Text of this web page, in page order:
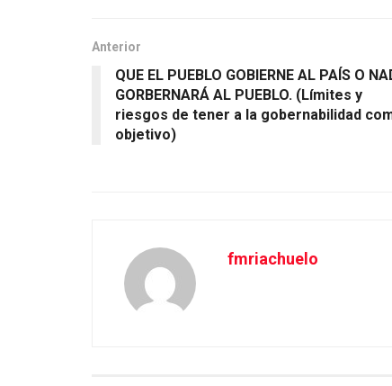
Anterior
QUE EL PUEBLO GOBIERNE AL PAÍS O
GORBERNARÁ AL PUEBLO. (Límites y
riesgos de tener a la gobernabilidad
objetivo)
fmriachuelo